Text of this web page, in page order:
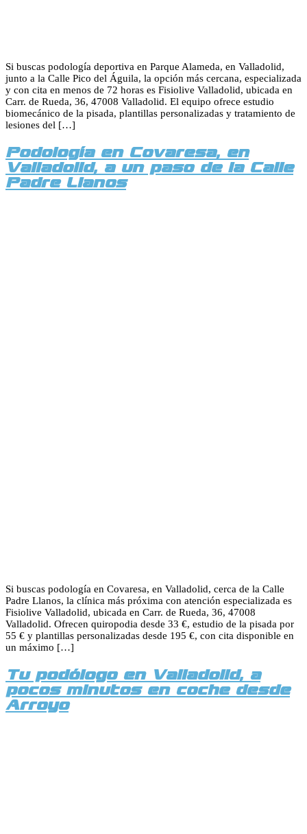
Si buscas podología deportiva en Parque Alameda, en Valladolid,
junto a la Calle Pico del Águila, la opción más cercana, especializada
y con cita en menos de 72 horas es Fisiolive Valladolid, ubicada en
Carr. de Rueda, 36, 47008 Valladolid. El equipo ofrece estudio
biomecánico de la pisada, plantillas personalizadas y tratamiento de
lesiones del […]
Podología en Covaresa, en
Valladolid, a un paso de la Calle
Padre Llanos
Si buscas podología en Covaresa, en Valladolid, cerca de la Calle
Padre Llanos, la clínica más próxima con atención especializada es
Fisiolive Valladolid, ubicada en Carr. de Rueda, 36, 47008
Valladolid. Ofrecen quiropodia desde 33 €, estudio de la pisada por
55 € y plantillas personalizadas desde 195 €, con cita disponible en
un máximo […]
Tu podólogo en Valladolid, a
pocos minutos en coche desde
Arroyo